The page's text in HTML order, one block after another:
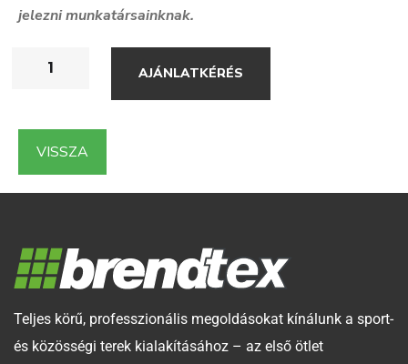
jelezni munkatársainknak.
AJÁNLATKÉRÉS
VISSZA
Teljes körű, professzionális megoldásokat kínálunk a sport-
és közösségi terek kialakításához – az első ötlet